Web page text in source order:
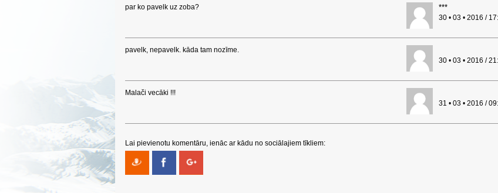
par ko pavelk uz zoba? ***
30 • 03 • 2016 /
pavelk, nepavelk. kāda tam nozīme.
30 • 03 • 2016 /
Malači vecāki !!!
31 • 03 • 2016 /
Lai pievienotu komentāru, ienāc ar kādu no sociālajiem tīkliem: